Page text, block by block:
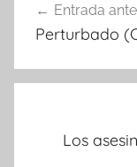
de
entradas
Entrada
Perturbado
Los